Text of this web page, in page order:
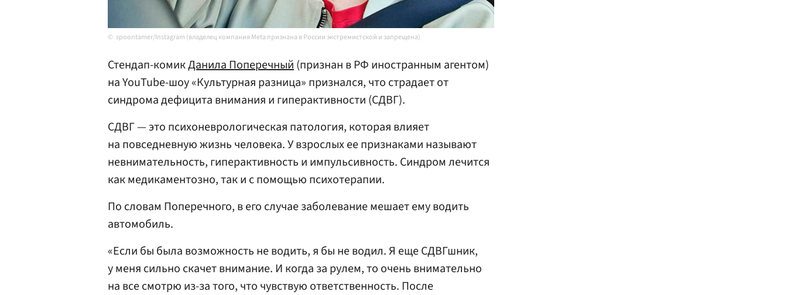
spoontamer/Instagram (владелец компания Meta признана в России экстремистской и запрещена)
Стендап-комикДанила Поперечный(признан в РФ иностранным агентом)
на YouTube-шоу «Культурная разница» признался, что страдает от
синдрома дефицита внимания и гиперактивности (СДВГ).
СДВГ — это психоневрологическая патология, которая влияет
на повседневную жизнь человека. У взрослых ее признаками называют
невнимательность, гиперактивность и импульсивность. Синдром лечится
как медикаментозно, так и с помощью психотерапии.
По словам Поперечного, в его случае заболевание мешает ему водить
автомобиль.
«Если бы была возможность не водить, я бы не водил. Я еще СДВГшник,
у меня сильно скачет внимание. И когда за рулем, то очень внимательно
на все смотрю из-за того, что чувствую ответственность. После